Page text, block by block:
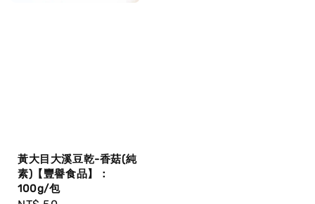
黃大目大溪豆乾-香菇(純
素)【豐譽食品】：
100g/包